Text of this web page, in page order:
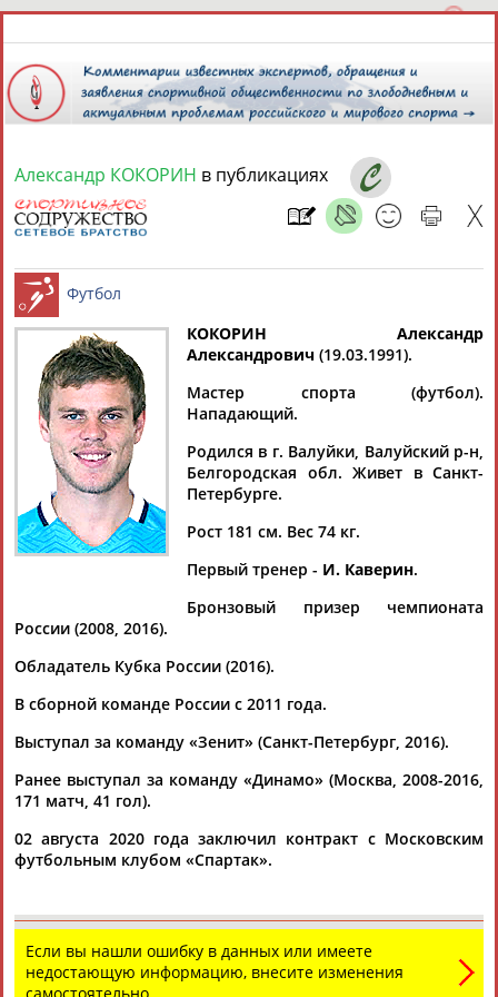
7 августа 2026 года,
СПОРТСМЕНЫ, ТРЕНЕРЫ И СПЕЦИАЛИСТЫ
Найдено: 1персона Расширенный поиск
Александр
КОКОРИН
Ваш запрос: "Александр КОКОРИН"
Документы 1-10 из 269 найденных уникальных документов
1 2 3 4 ...
"Первую пятерку - 2024" получат москвичи:
железнодорожник Алексей Батраков & Яна Свистунова из
...– получит первый тренер Алексея Батракова -Александр
Зуев. В нынешнем году всех ждет приятное... ...– "Крылья
премия не...
(Проект:Информационное агентство СТАДИОН
Александр Любимов: Первая пятерка у Тюкавина и
...отечественного футбола. Ежегодно ДФЛ имени Вити
Горлова (АлександрЛюбимов имеет право так называться,
Александр КОКОРИН в публикациях
Футбол
КОКОРИН Александр
Александрович (19.03.1991).
Мастер спорта (футбол).
Нападающий.
Родился в г. Валуйки, Валуйский р-н,
Белгородская обл. Живет в Санкт-
Петербурге.
Рост 181 см. Вес 74 кг.
Первый тренер - И. Каверин.
Бронзовый призер чемпионата
России (2008, 2016).
Обладатель Кубка России (2016).
В сборной команде России с 2011 года.
Выступал за команду «Зенит» (Санкт-Петербург, 2016).
Ранее выступал за команду «Динамо» (Москва, 2008-2016,
171 матч, 41 гол).
02 августа 2020 года заключил контракт с Московским
футбольным клубом «Спартак».
Если вы нашли ошибку в данных или имеете
недостающую информацию, внесите изменения